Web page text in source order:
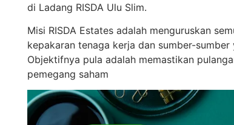
di Ladang RISDA Ulu Slim.
Misi RISDA Estates adalah menguruskan
kepakaran tenaga kerja dan sumber-
Objektifnya pula adalah memastikan
pemegang saham